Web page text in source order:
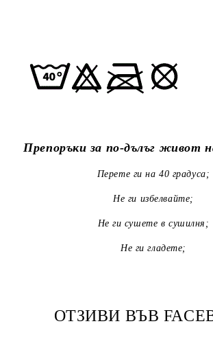
Препоръки за по-дълъг живот
Перете ги на 40 градуса;
Не ги избелвайте;
Не ги сушете в сушилня;
Не ги гладете;
ОТЗИВИ ВЪВ